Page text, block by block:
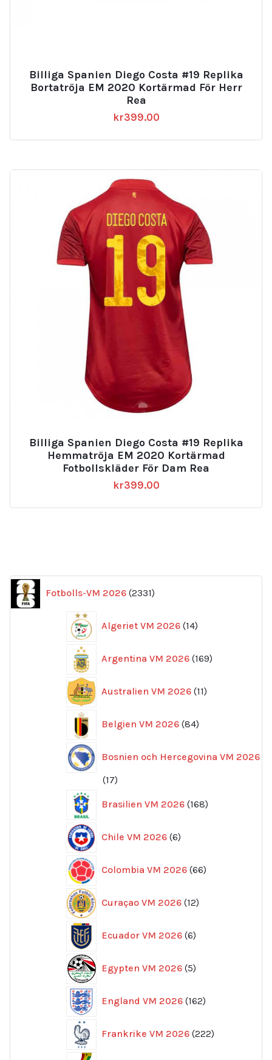
Billiga Spanien Diego Costa #19 Replika
Bortatröja EM 2020 Kortärmad För Herr
Rea
kr399.00
Billiga Spanien Diego Costa #19 Replika
Hemmatröja EM 2020 Kortärmad
Fotbollskläder För Dam Rea
kr399.00
Fotbolls-VM 2026 2331
produkter
Algeriet VM 2026 14
produkter
Argentina VM 2026 169
produkter
Australien VM 2026 11
produkter
Belgien VM 2026 84
produkter
Bosnien och Hercegovina VM 2026
1717
Brasilien VM 2026 168
produkter
Chile VM 2026 6
produkter
Colombia VM 2026 66
produkter
Curaçao VM 2026 12
produkter
Ecuador VM 2026 6
produkter
Egypten VM 2026 5
produkter
England VM 2026 162
produkter
Frankrike VM 2026 222
produkter